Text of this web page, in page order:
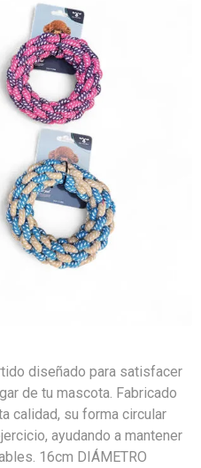
diseñado para satisfacer
de tu mascota. Fabricado
calidad, su forma circular
ayudando a mantener
16cm DIÁMETRO